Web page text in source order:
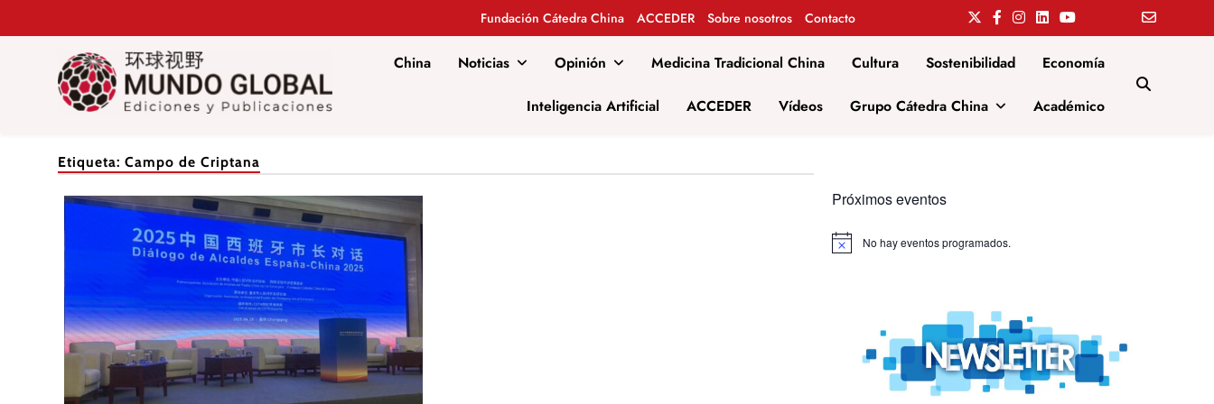
Fundación Cátedra China ACCEDER Sobre nosotros Contacto
Mundo Global
China Noticias Opinión Medicina Tradicional China Cultura Sostenibilidad Economía
Inteligencia Artificial ACCEDER Vídeos Grupo Cátedra China Académico
Etiqueta: Campo de Criptana
Próximos eventos
Aviso No hay eventos programados.